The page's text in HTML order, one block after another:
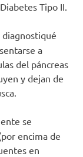
Tipo II.
a
del páncreas
y dejan de
se
encima de
en